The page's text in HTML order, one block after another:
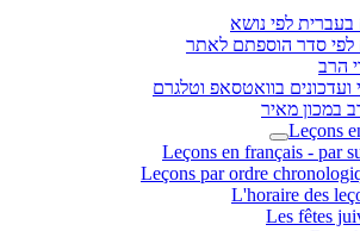
בעברית לפי נושא
לפי סדר הוספתם לאתר
הרב
ועדכונים בוואטסאפ וטלגרם
במכון מאיר
Leçons
Leçons en français - par
Leçons par ordre
L'horaire des
Les fêtes